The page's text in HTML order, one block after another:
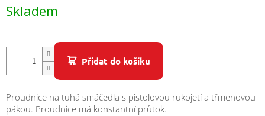
Skladem
Přidat do košíku
Proudnice na tuhá smáčedla s pistolovou rukojetí a třmenovou
pákou. Proudnice má konstantní průtok.